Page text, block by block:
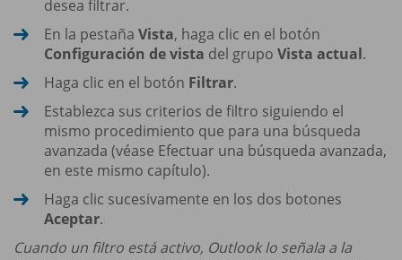
desea filtrar.
En la pestaña Vista, haga clic en el botón
Configuración de vista del grupo Vista actual.
Haga clic en el botón Filtrar.
Establezca sus criterios de filtro siguiendo el
mismo procedimiento que para una búsqueda
avanzada (véase Efectuar una búsqueda avanzada,
en este mismo capítulo).
Haga clic sucesivamente en los dos botones
Aceptar.
Cuando un filtro está activo, Outlook lo señala a la